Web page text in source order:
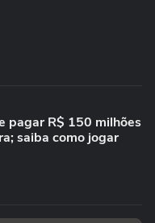
pagar R$ 150 milhões
saiba como jogar